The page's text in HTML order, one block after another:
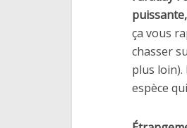
ça vous
chasser
plus loin).
espèce